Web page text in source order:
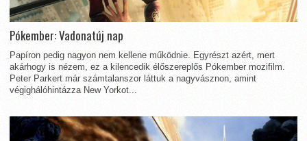
Pókember: Vadonatúj nap
Papíron pedig nagyon nem kellene működnie. Egyrészt azért, mert
akárhogy is nézem, ez a kilencedik élőszereplős Pókember mozifilm.
Peter Parkert már számtalanszor láttuk a nagyvásznon, amint
végighálóhintázza New Yorkot...